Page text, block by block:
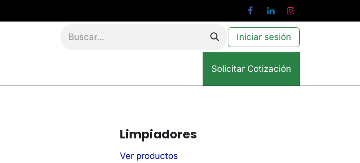
Iniciar sesión
Solicitar Cotización
Limpiadores
Ver productos